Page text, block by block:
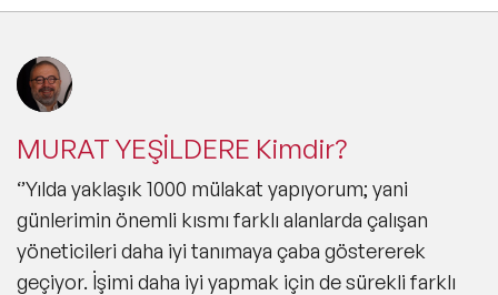
MURAT YEŞİLDERE Kimdir?
‘’Yılda yaklaşık 1000 mülakat yapıyorum; yani
günlerimin önemli kısmı farklı alanlarda çalışan
yöneticileri daha iyi tanımaya çaba göstererek
geçiyor. İşimi daha iyi yapmak için de sürekli farklı